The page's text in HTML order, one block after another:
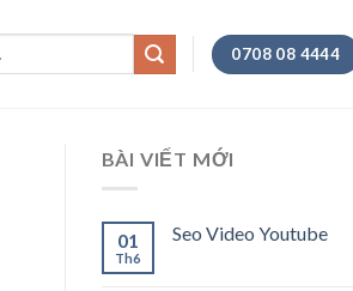
0708 08 4444
BÀI VIẾT MỚI
01
Th6
Seo Video Youtube